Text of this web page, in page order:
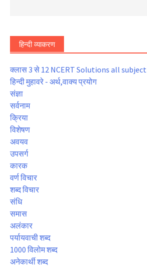
हिन्दी व्याकरण
क्लास 3 से 12 NCERT Solutions all subject
हिन्दी मुहावरे - अर्थ,वाक्य प्रयोग
संज्ञा
सर्वनाम
क्रिया
विशेषण
अवयव
उपसर्ग
कारक
वर्ण विचार
शब्द विचार
संधि
समास
अलंकार
पर्यायवाची शब्द
1000 विलोम शब्द
अनेकार्थी शब्द